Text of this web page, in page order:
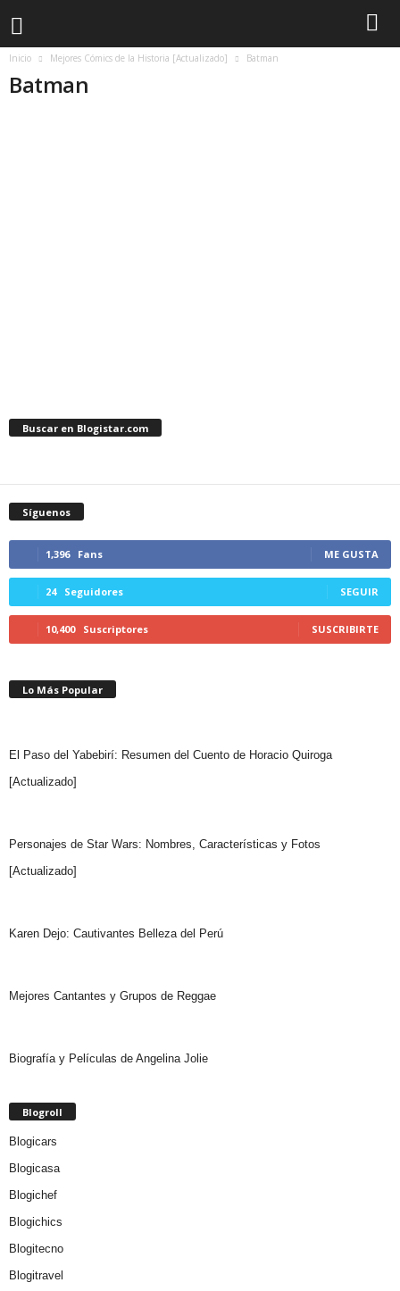
Inicio Mejores Cómics de la Historia [Actualizado] Batman
Batman
Buscar en Blogistar.com
Síguenos
1,396 Fans ME GUSTA
24 Seguidores SEGUIR
10,400 Suscriptores SUSCRIBIRTE
Lo Más Popular
El Paso del Yabebirí: Resumen del Cuento de Horacio Quiroga
[Actualizado]
Personajes de Star Wars: Nombres, Características y Fotos
[Actualizado]
Karen Dejo: Cautivantes Belleza del Perú
Mejores Cantantes y Grupos de Reggae
Biografía y Películas de Angelina Jolie
Blogroll
Blogicars
Blogicasa
Blogichef
Blogichics
Blogitecno
Blogitravel